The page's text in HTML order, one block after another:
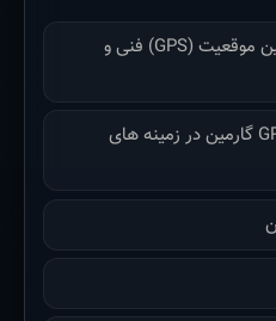
واردات و تامین سیستم های تعیین موقعیت (GPS) فنی و
ساعت های هوشمند متکی به GPS گارمین در زمینه های